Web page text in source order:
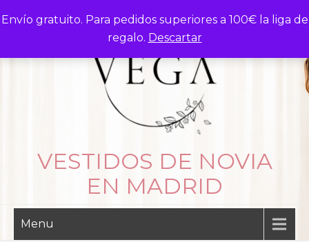
Envío gratuito. Para pedidos superiores a 100€ la liga de
regalo. Descartar
to
VESTIDOS DE NOVIA
EN MADRID
Menu